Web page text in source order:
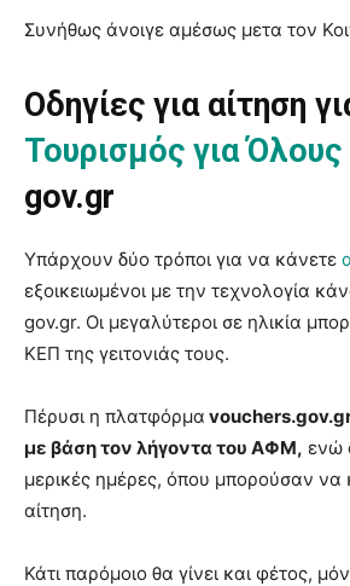
Συνήθως άνοιγε αμέσως μετα τον
Οδηγίες για αίτηση
Τουρισμός για
gov.gr
Υπάρχουν δύο τρόποι για να κάνετε
εξοικειωμένοι με την τεχνολογία
gov.gr. Οι μεγαλύτεροι σε ηλικία
ΚΕΠ της γειτονιάς τους.
Πέρυσι η πλατφόρμα
με βάση τον λήγοντα του ΑΦΜ, ενώ
μερικές ημέρες, όπου μπορούσαν να
αίτηση.
Κάτι παρόμοιο θα γίνει και φέτος,